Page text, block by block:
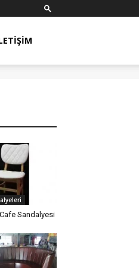
Sandalyesi